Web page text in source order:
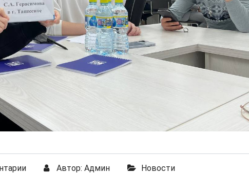
Автор: Админ Новости